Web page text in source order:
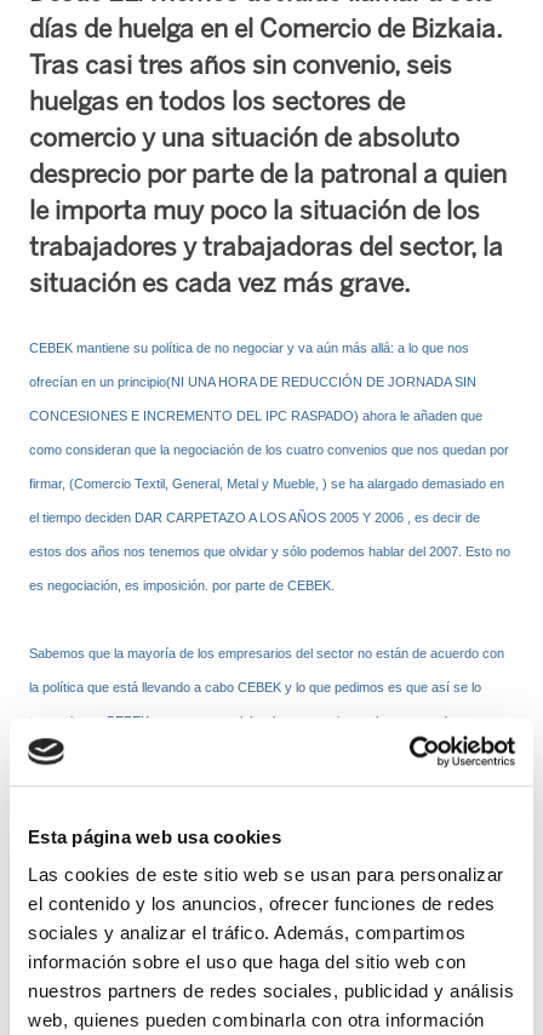
Esta página web usa cookies
Las cookies de este sitio web se usan para personalizar
el contenido y los anuncios, ofrecer funciones de redes
sociales y analizar el tráfico. Además, compartimos
información sobre el uso que haga del sitio web con
nuestros partners de redes sociales, publicidad y análisis
web, quienes pueden combinarla con otra información
días de huelga en el Comercio de Bizkaia.
Tras casi tres años sin convenio, seis
huelgas en todos los sectores de
comercio y una situación de absoluto
desprecio por parte de la patronal a quien
le importa muy poco la situación de los
trabajadores y trabajadoras del sector, la
situación es cada vez más grave.
CEBEK mantiene su política de no negociar y va aún más allá: a lo que nos
ofrecían en un principio(NI UNA HORA DE REDUCCIÓN DE JORNADA SIN
CONCESIONES E INCREMENTO DEL IPC RASPADO) ahora le añaden que
como consideran que la negociación de los cuatro convenios que nos quedan por
firmar, (Comercio Textil, General, Metal y Mueble, ) se ha alargado demasiado en
el tiempo deciden DAR CARPETAZO A LOS AÑOS 2005 Y 2006 , es decir de
estos dos años nos tenemos que olvidar y sólo podemos hablar del 2007. Esto no
es negociación, es imposición. por parte de CEBEK.
Sabemos que la mayoría de los empresarios del sector no están de acuerdo con
la política que está llevando a cabo CEBEK y lo que pedimos es que así se lo
transmitan a CEBEK, que sea su palabra la que se oiga en las mesas de
negociación porque los que realmente padecieron las últimas huelgas fueron ellos,
los dueños de las tiendas.
patronal que ni públicamente esconde que está teniendo muchos beneficios.
En esta situación y con las maratonianas jornadas que sufren los trabajadores del
sector, nos parece una auténtica tomadura de pelo la intransigencia de CEBEK en